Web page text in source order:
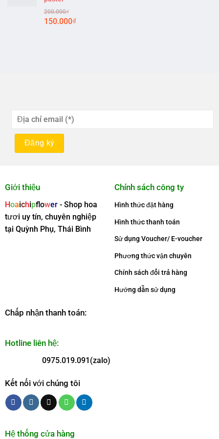
200.000₫
Original
150.000₫
Giới thiệu
Hoaichipfower- Shop hoa
tươi uy tín, chuyên nghiệp
tại Quỳnh Phụ, Thái Bình
Chính sách công ty
Hình thức đặt hàng
Hình thức thanh toán
Sử dụng Voucher/ E-voucher
Phương thức vận chuyên
Chính sách đổi trả hàng
Hướng dẫn sử dụng
Chấp nhận thanh toán:
Hotline liên hệ:
0975.019.091(zalo)
Kết nối với chúng tôi
Hệ thống cửa hàng